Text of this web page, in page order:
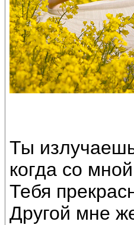
Ты
когда со
Тебя
Другой мне